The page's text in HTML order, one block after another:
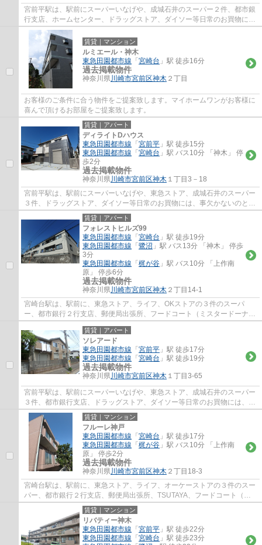
宮前平駅は、駅前にスーパーいなげや、成城石井のスーパー２件、都市銀
行支店、ホームセンター、ドラッグストア、ダイソー等日常のお買物に
は、事欠かないのと、駅北側には、宮前区役...
賃貸｜マンション
ルミエール・神木
東急田園都市線 「 宮崎台 」駅 徒歩16分
過去掲載物件
神奈川県川崎市宮前区神木 ２丁目
お客様のご条件に合う物件をご提案致します。マイホームワンがお客様に
喜んで頂けるお部屋をご提案致します。
賃貸｜アパート
ディライトDハウス
東急田園都市線 「 宮前平 」駅 徒歩15分
東急田園都市線 「 宮崎台 」駅 バス10分 「神木」 停
歩2分
過去掲載物件
神奈川県川崎市宮前区神木 １丁目3－18
宮前平駅は、駅前にスーパーいなげや、東急ストア、成城石井のスーパー
３件、ドラッグストア、ダイソー等日常のお買物には、事欠かないのと、
駅北側には、宮前区役所、宮前図書館、宮...
賃貸｜アパート
フォレストヒルズ99
東急田園都市線 「 宮崎台 」駅 徒歩19分
東急田園都市線 「 鷺沼 」駅 バス13分 「神木」 停歩
3分
東急田園都市線 「 梶が谷 」駅 バス10分 「上作南
原」 停歩6分
過去掲載物件
神奈川県川崎市宮前区神木 ２丁目14-1
宮崎台駅は、駅前に、東急ストア、ライフ、OKストアの３件のスーパ
ー、都市銀行２行支店、郵便局出張所、フードコート（ミスタードーナ
ツ、ケンタッキー、タリーズ、銀だこ）等があり...
賃貸｜アパート
ソレアード
東急田園都市線 「 宮前平 」駅 徒歩17分
東急田園都市線 「 宮崎台 」駅 徒歩19分
過去掲載物件
神奈川県川崎市宮前区神木 １丁目3-65
宮前平駅は、駅前にスーパーいなげや、東急ストア、成城石井のスーパー
３件、都市銀行支店、ドラッグストア、ダイソー等日常のお買物には、事
欠かないのと、駅北側には、宮前区役所、...
賃貸｜マンション
フルーレ神戸
東急田園都市線 「 宮崎台 」駅 徒歩17分
東急田園都市線 「 梶が谷 」駅 バス10分 「上作南
原」 停歩2分
過去掲載物件
神奈川県川崎市宮前区神木 ２丁目18-3
宮崎台駅は、駅前に、東急ストア、ライフ、オーケーストアの３件のスー
パー、都市銀行２行支店、郵便局出張所、TSUTAYA、フードコート（ミ
スタードーナツ、ケンタッキー、タリーズ、銀...
賃貸｜マンション
リバティー神木
東急田園都市線 「 宮前平 」駅 徒歩22分
東急田園都市線 「 宮崎台 」駅 徒歩23分